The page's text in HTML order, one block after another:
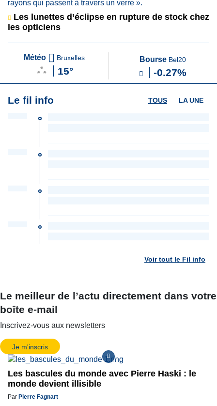
Les lunettes d’éclipse en rupture de stock chez
les opticiens
Météo Bruxelles
15°
Bourse Bel20
-0.27%
Le fil info LA UNE
TOUS
Voir tout le Fil info
Le meilleur de l’actu directement dans votre
boîte e-mail
Inscrivez-vous aux newsletters
Je m'inscris
Les bascules du monde avec Pierre Haski : le
monde devient illisible
Par Pierre Fagnart